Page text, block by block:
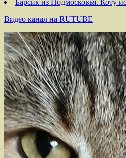
Видео канал на RUTUBE